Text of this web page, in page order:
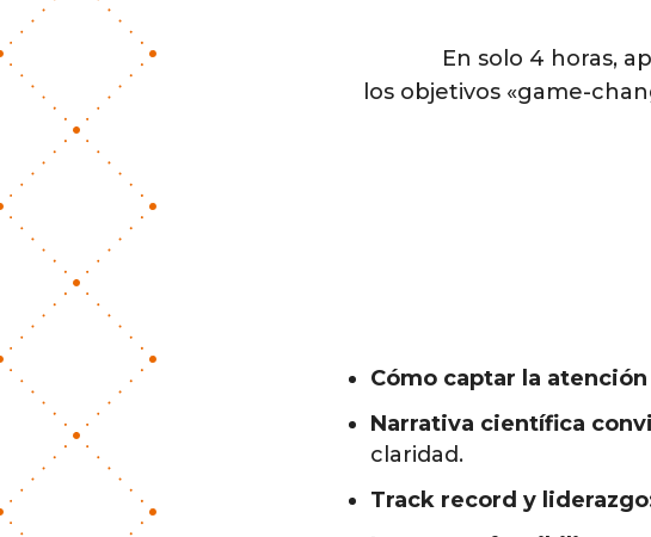
En solo 4 horas,
los objetivos «game-
Cómo captar la atención
Narrativa científica
claridad.
Track record y